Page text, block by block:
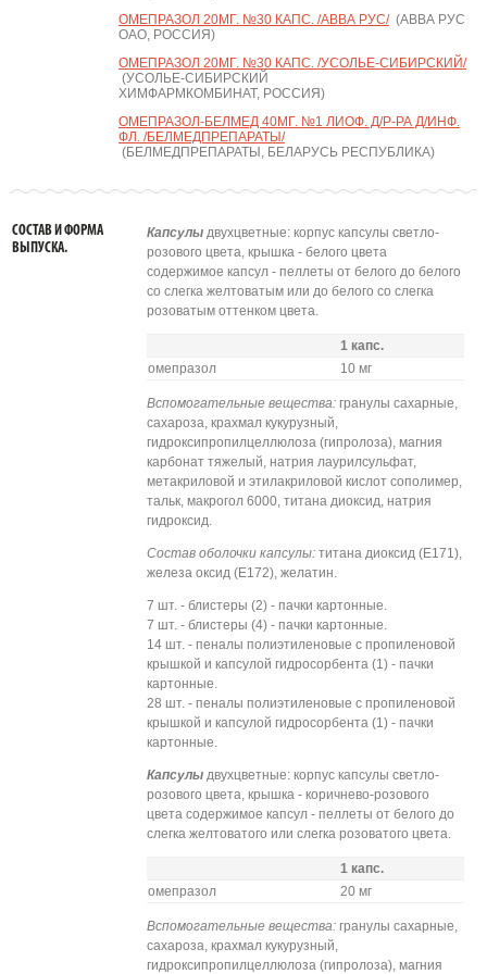
ОМЕПРАЗОЛ 20МГ. №30 КАПС. /АВВА РУС/(АВВА РУС
ОАО, РОССИЯ)
ОМЕПРАЗОЛ 20МГ. №30 КАПС. /УСОЛЬЕ-СИБИРСКИЙ/
(УСОЛЬЕ-СИБИРСКИЙ
ХИМФАРМКОМБИНАТ, РОССИЯ)
ОМЕПРАЗОЛ-БЕЛМЕД 40МГ. №1 ЛИОФ. Д/Р-РА Д/ИНФ.
ФЛ. /БЕЛМЕДПРЕПАРАТЫ/
(БЕЛМЕДПРЕПАРАТЫ, БЕЛАРУСЬ РЕСПУБЛИКА)
СОСТАВ И ФОРМА
ВЫПУСКА.
Капсулыдвухцветные: корпус капсулы светло-
розового цвета, крышка - белого цвета
содержимое капсул - пеллеты от белого до белого
со слегка желтоватым или до белого со слегка
розоватым оттенком цвета.
1 капс.
омепразол
10 мг
Вспомогательные вещества: гранулы сахарные,
сахароза, крахмал кукурузный,
гидроксипропилцеллюлоза (гипролоза), магния
карбонат тяжелый, натрия лаурилсульфат,
метакриловой и этилакриловой кислот сополимер,
тальк, макрогол 6000, титана диоксид, натрия
гидроксид.
Состав оболочки капсулы:титана диоксид (Е171),
железа оксид (Е172), желатин.
7 шт. - блистеры (2) - пачки картонные.
7 шт. - блистеры (4) - пачки картонные.
14 шт. - пеналы полиэтиленовые с пропиленовой
крышкой и капсулой гидросорбента (1) - пачки
картонные.
28 шт. - пеналы полиэтиленовые с пропиленовой
крышкой и капсулой гидросорбента (1) - пачки
картонные.
Капсулыдвухцветные: корпус капсулы светло-
розового цвета, крышка - коричнево-розового
цвета содержимое капсул - пеллеты от белого до
слегка желтоватого или слегка розоватого цвета.
1 капс.
омепразол
20 мг
Вспомогательные вещества: гранулы сахарные,
сахароза, крахмал кукурузный,
гидроксипропилцеллюлоза (гипролоза), магния